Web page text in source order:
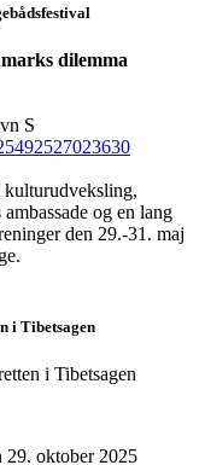
dilemma
S
kulturudveksling,
og en lang
den 29.-31. maj
i Tibetsagen
i Tibetsagen
29. oktober 2025